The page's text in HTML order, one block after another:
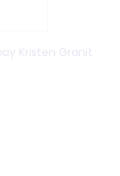
Kristen Granit